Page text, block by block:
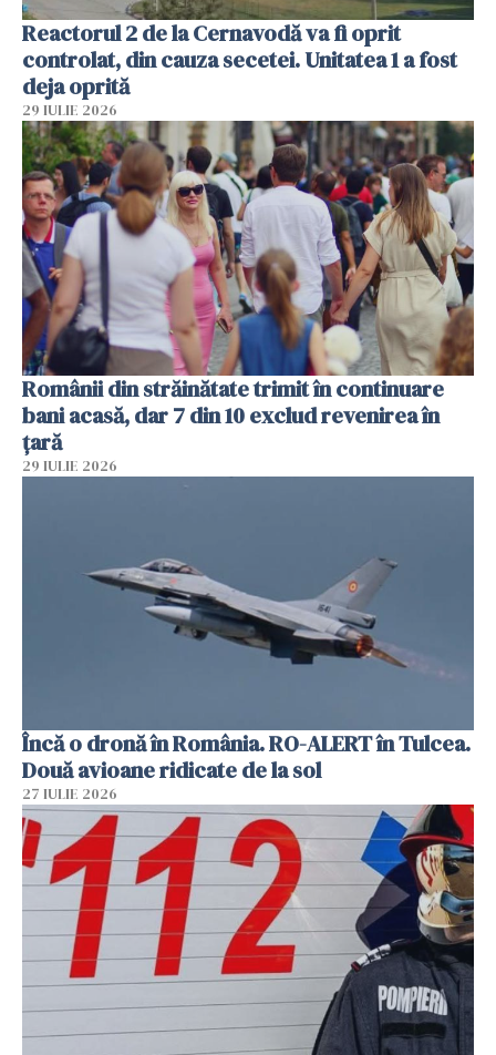
Reactorul 2 de la Cernavodă va fi oprit
controlat, din cauza secetei. Unitatea 1 a fost
deja oprită
29 IULIE 2026
Românii din străinătate trimit în continuare
bani acasă, dar 7 din 10 exclud revenirea în
țară
29 IULIE 2026
Încă o dronă în România. RO-ALERT în Tulcea.
Două avioane ridicate de la sol
27 IULIE 2026